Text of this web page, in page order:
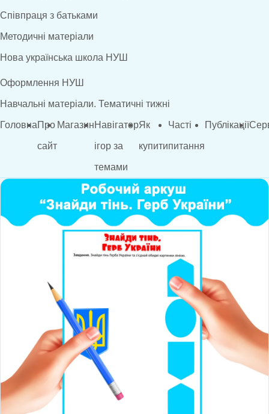
Співпраця з батьками
Методичні матеріали
Нова українська школа НУШ
Оформлення НУШ
Навчальні матеріали. Тематичні тижні
ГоловнаПро
сайт
МагазинНавігатор
ігор за
темами
Як
купити
Часті
питання
Публікації